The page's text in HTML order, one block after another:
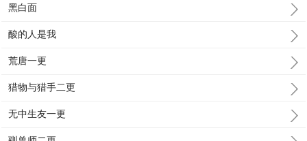
黑白面
酸的人是我
荒唐一更
猎物与猎手二更
无中生友一更